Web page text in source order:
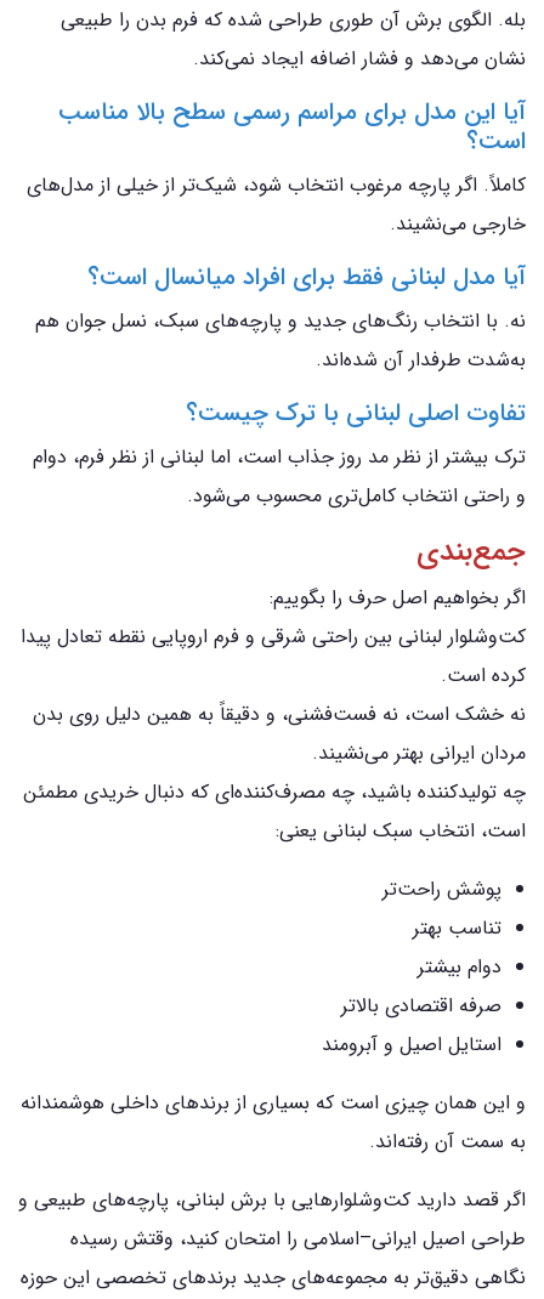
بله. الگوی برش آن طوری طراحی شده که فرم بدن را طبیعی
نشان می‌دهد و فشار اضافه ایجاد نمی‌کند.
آیا این مدل برای مراسم رسمی سطح بالا مناسب
است؟
کاملاً. اگر پارچه مرغوب انتخاب شود، شیک‌تر از خیلی از مدل‌های
خارجی می‌نشیند.
آیا مدل لبنانی فقط برای افراد میانسال است؟
نه. با انتخاب رنگ‌های جدید و پارچه‌های سبک، نسل جوان هم
به‌شدت طرفدار آن شده‌اند.
تفاوت اصلی لبنانی با ترک چیست؟
ترک بیشتر از نظر مد روز جذاب است، اما لبنانی از نظر فرم، دوام
و راحتی انتخاب کامل‌تری محسوب می‌شود.
جمع‌بندی
اگر بخواهیم اصل حرف را بگوییم:
کت‌وشلوار لبنانی بین راحتی شرقی و فرم اروپایی نقطه تعادل پیدا
کرده است.
نه خشک است، نه فست‌فشنی، و دقیقاً به همین دلیل روی بدن
مردان ایرانی بهتر می‌نشیند.
چه تولیدکننده باشید، چه مصرف‌کننده‌ای که دنبال خریدی مطمئن
است، انتخاب سبک لبنانی یعنی:
پوشش راحت‌تر
تناسب بهتر
دوام بیشتر
صرفه اقتصادی بالاتر
استایل اصیل و آبرومند
و این همان چیزی است که بسیاری از برندهای داخلی هوشمندانه
به سمت آن رفته‌اند.
اگر قصد دارید کت‌وشلوارهایی با برش لبنانی، پارچه‌های طبیعی و
طراحی اصیل ایرانی–اسلامی را امتحان کنید، وقتش رسیده
نگاهی دقیق‌تر به مجموعه‌های جدید برندهای تخصصی این حوزه